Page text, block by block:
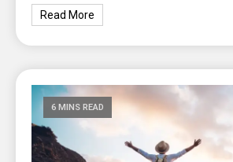
Read More
6 MINS READ